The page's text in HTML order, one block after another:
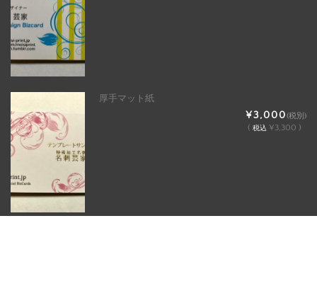
厚手マット紙
¥3,000(税別)
( 税込 ¥3,300 )